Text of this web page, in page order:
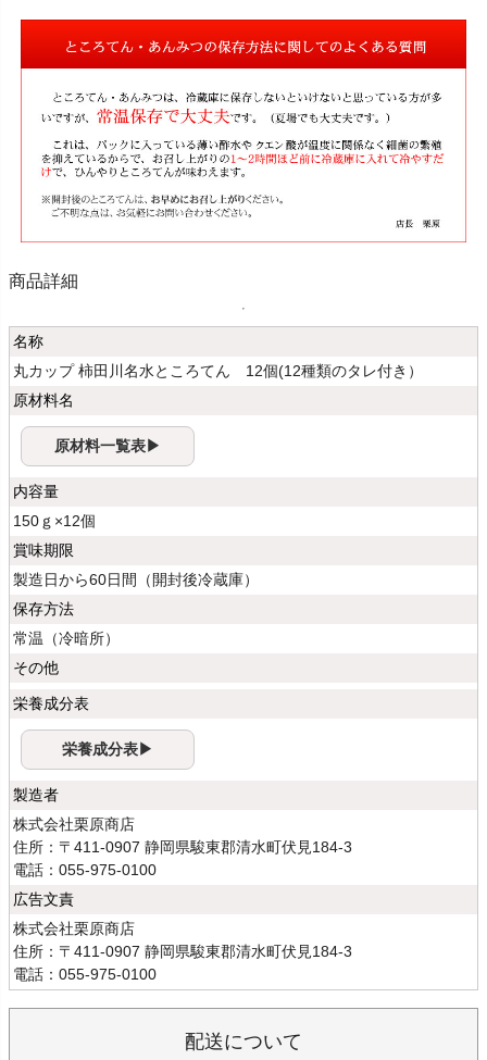
商品詳細
名称
丸カップ 柿田川名水ところてん 12個(12種類のタレ付き）
原材料名
原材料一覧表▶
内容量
150ｇ×12個
賞味期限
製造日から60日間（開封後冷蔵庫）
保存方法
常温（冷暗所）
その他
栄養成分表
栄養成分表▶
製造者
株式会社栗原商店
住所：〒411-0907 静岡県駿東郡清水町伏見184-3
電話：055-975-0100
広告文責
株式会社栗原商店
住所：〒411-0907 静岡県駿東郡清水町伏見184-3
電話：055-975-0100
配送について